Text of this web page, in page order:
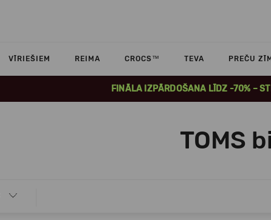
VĪRIEŠIEM REIMA CROCS™ TEVA PREČU
FINĀLA IZPĀRDOŠANA LĪDZ -70% –
TOMS